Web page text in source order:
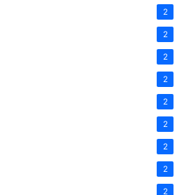
2
2
2
2
2
2
2
2
2